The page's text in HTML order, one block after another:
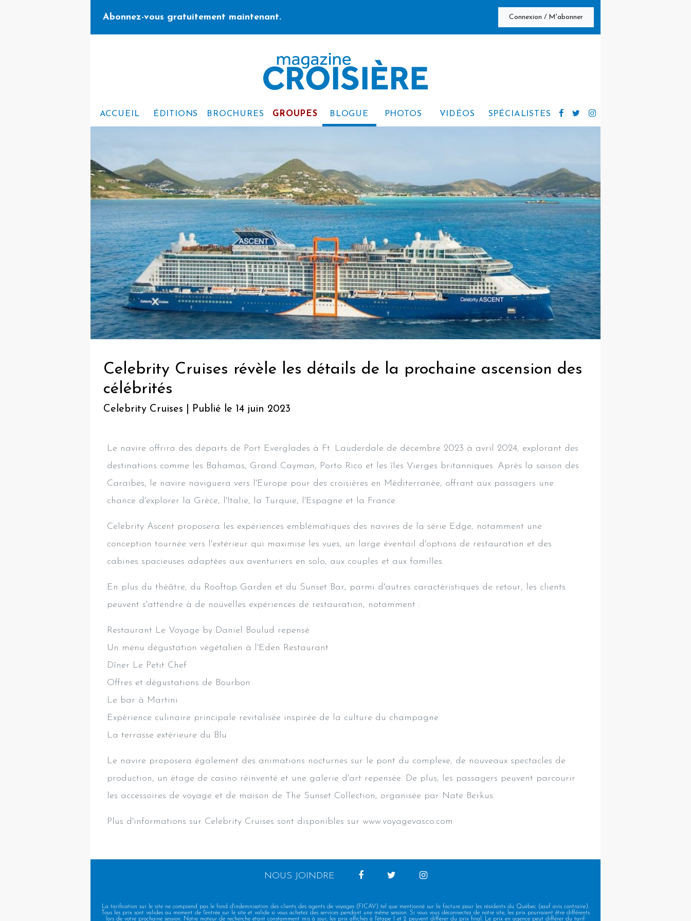
Abonnez-vous gratuitement maintenant. Connexion / M'abonner
ACCUEIL ÉDITIONS BROCHURES GROUPES BLOGUE PHOTOS VIDÉOS SPÉCIALISTES
Celebrity Cruises révèle les détails de la prochaine ascension des
célébrités
Celebrity Cruises | Publié le 14 juin 2023
Le navire offrira des départs de Port Everglades à Ft. Lauderdale de décembre 2023 à avril 2024, explorant des
destinations comme les Bahamas, Grand Cayman, Porto Rico et les îles Vierges britanniques. Après la saison des
Caraïbes, le navire naviguera vers l'Europe pour des croisières en Méditerranée, offrant aux passagers une
chance d'explorer la Grèce, l'Italie, la Turquie, l'Espagne et la France.
Celebrity Ascent proposera les expériences emblématiques des navires de la série Edge, notamment une
conception tournée vers l'extérieur qui maximise les vues, un large éventail d'options de restauration et des
cabines spacieuses adaptées aux aventuriers en solo, aux couples et aux familles.
En plus du théâtre, du Rooftop Garden et du Sunset Bar, parmi d'autres caractéristiques de retour, les clients
peuvent s'attendre à de nouvelles expériences de restauration, notamment :
Restaurant Le Voyage by Daniel Boulud repensé
Un menu dégustation végétalien à l'Eden Restaurant
Dîner Le Petit Chef
Offres et dégustations de Bourbon
Le bar à Martini
Expérience culinaire principale revitalisée inspirée de la culture du champagne
La terrasse extérieure du Blu
Le navire proposera également des animations nocturnes sur le pont du complexe, de nouveaux spectacles de
production, un étage de casino réinventé et une galerie d'art repensée. De plus, les passagers peuvent parcourir
les accessoires de voyage et de maison de The Sunset Collection, organisée par Nate Berkus.
Plus d'informations sur Celebrity Cruises sont disponibles sur www.voyagevasco.com
NOUS JOINDRE
La tarification sur le site ne comprend pas le fond d'indemnisation des clients des agents de voyages (FICAV) tel que mentionné sur la facture pour les résidents du Québec (sauf avis contraire).
Tous les prix sont valides au moment de l'entrée sur le site et valide si vous achetez des services pendant une même session. Si vous vous déconnectez de notre site, les prix pourraient être différents
lors de votre prochaine session. Notre moteur de recherche étant constamment mis à jour, les prix affichés à l'étape 1 et 2 peuvent différer du prix final. Le prix en agence peut différer du tarif